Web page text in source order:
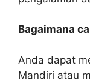
Bagaimana
Anda dapat
Mandiri atau